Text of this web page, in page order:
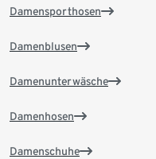
Damensporthosen
Damenblusen
Damenunterwäsche
Damenhosen
Damenschuhe